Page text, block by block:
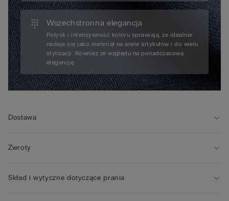
Wszechstronna elegancja
Połysk i intensywność koloru sprawiają, że idealnie
nadaje się jako materiał na wiele artykułów i do wielu
stylizacji. Równiez ze względu na ponadczasową
elegancję.
Dostawa
Zwroty
Skład i wytyczne dotyczące prania